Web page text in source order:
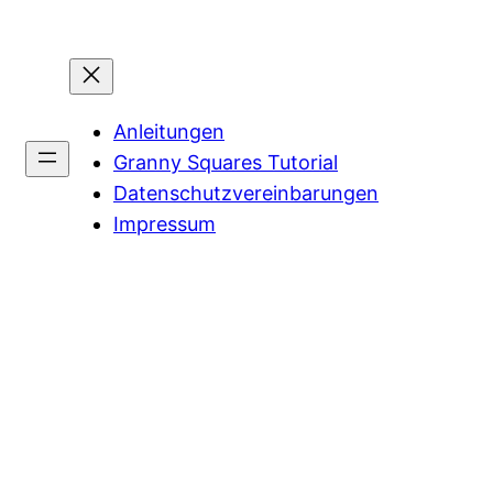
Anleitungen
Granny Squares Tutorial
Datenschutzvereinbarungen
Impressum